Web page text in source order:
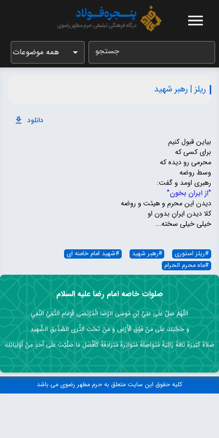
جستجو همه موضوعات
ریلز | رهبر شهید
دانلود
بیاین قبول کنیم
برای کسی که
محرمی رو دیده که
وسط روضه
رهبری اومد و گفت:
"از ایران بخون"
دیدن این محرم و هیئت و روضه
کلا دیدن ایرانِ بدون او
خیلی خیلی سخته...
#ریلز استوری #رهبر شهید #شهید امام خامنه ای
#ماه محرم الحرام
صلوات خاصه امام رضا علیه السلام
اللَّهُمَّ صَلِّ عَلَى عَلِيِّ بْنِ مُوسَى الرِّضَا الْمُرْتَضَى الْإِمَامِ التَّقِيِّ النَّقِيِ
وَ حُجَّتِكَ عَلَى مَنْ فَوْقَ الْأَرْضِ وَ مَنْ تَحْتَ الثَّرَى الصِّدِّيقِ الشَّهِيدِ
صَلاَةً كَثِيرَةً تَامَّةً زَاكِيَةً مُتَوَاصِلَةً مُتَوَاتِرَةً مُتَرَادِفَةً كَأَفْضَلِ مَا صَلَّيْتَ عَلَى أَحَدٍ مِنْ أَوْلِيَائِكَ
کلیه حقوق این سایت متعلق به حرم مطهر رضوی می باشد